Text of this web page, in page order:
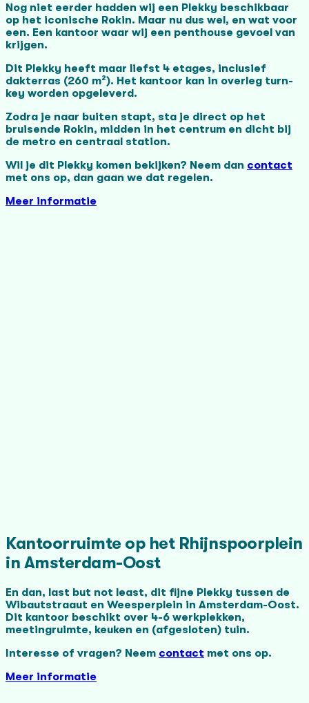
Nog niet eerder hadden wij een Plekky beschikbaar
op het iconische Rokin. Maar nu dus wel, en wat voor
een. Een kantoor waar wij een penthouse gevoel van
krijgen.
Dit Plekky heeft maar liefst 4 etages, inclusief
dakterras (260 m²). Het kantoor kan in overleg turn-
key worden opgeleverd.
Zodra je naar buiten stapt, sta je direct op het
bruisende Rokin, midden in het centrum en dicht bij
de metro en centraal station.
Wil je dit Plekky komen bekijken? Neem dan contact
met ons op, dan gaan we dat regelen.
Meer informatie
Kantoorruimte op het Rhijnspoorplein
in Amsterdam-Oost
En dan, last but not least, dit fijne Plekky tussen de
Wibautstraaut en Weesperplein in Amsterdam-Oost.
Dit kantoor beschikt over 4-6 werkplekken,
meetingruimte, keuken en (afgesloten) tuin.
Interesse of vragen? Neem contact met ons op.
Meer informatie